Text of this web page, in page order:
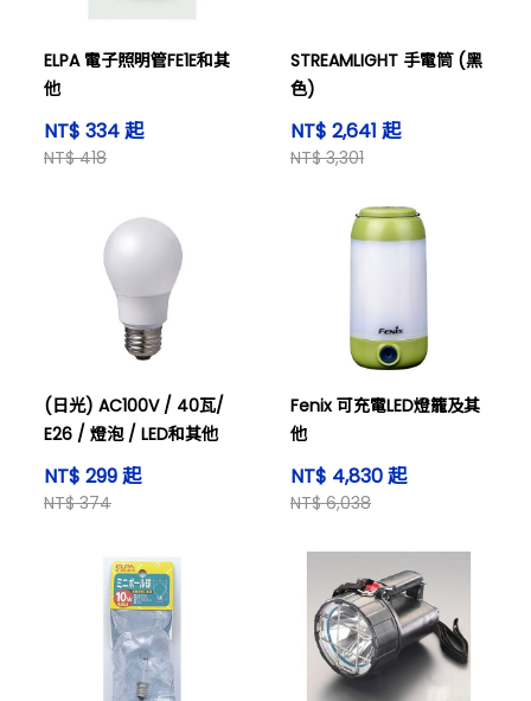
ELPA 電子照明管FE1E和其
他
NT$ 334 起
NT$ 418
STREAMLIGHT 手電筒 (黑
色)
NT$ 2,641 起
NT$ 3,301
(日光) AC100V / 40瓦/
E26 / 燈泡 / LED和其他
NT$ 299 起
NT$ 374
Fenix 可充電LED燈籠及其
他
NT$ 4,830 起
NT$ 6,038